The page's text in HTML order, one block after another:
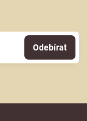
Odebírat